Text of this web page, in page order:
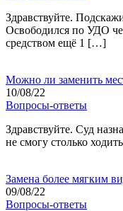
Здравствуйте.
Освободился по УДО
средством ещё 1 […]
Можно ли заменить
10/08/22
Вопросы-ответы
Здравствуйте. Суд
не смогу столько
Замена более мягким
09/08/22
Вопросы-ответы